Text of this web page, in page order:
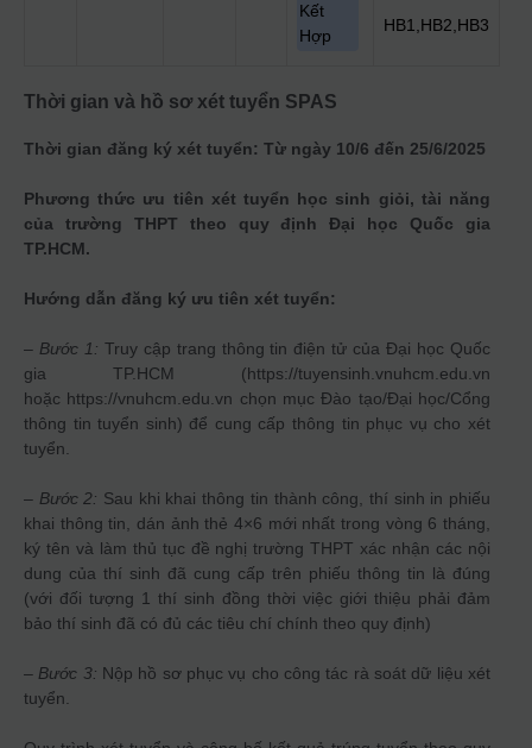
Kết
Hợp
HB1,HB2,HB3
Thời gian và hồ sơ xét tuyển SPAS
Thời gian đăng ký xét tuyển: Từ ngày 10/6 đến 25/6/2025
Phương thức ưu tiên xét tuyển học sinh giỏi, tài năng
của trường THPT theo quy định Đại học Quốc gia
TP.HCM.
Hướng dẫn đăng ký ưu tiên xét tuyển:
– Bước 1: Truy cập trang thông tin điện tử của Đại học Quốc
gia TP.HCM (https://tuyensinh.vnuhcm.edu.vn
hoặc https://vnuhcm.edu.vn chọn mục Đào tạo/Đại học/Cổng
thông tin tuyển sinh) để cung cấp thông tin phục vụ cho xét
tuyển.
– Bước 2: Sau khi khai thông tin thành công, thí sinh in phiếu
khai thông tin, dán ảnh thẻ 4×6 mới nhất trong vòng 6 tháng,
ký tên và làm thủ tục đề nghị trường THPT xác nhận các nội
dung của thí sinh đã cung cấp trên phiếu thông tin là đúng
(với đối tượng 1 thí sinh đồng thời việc giới thiệu phải đảm
bảo thí sinh đã có đủ các tiêu chí chính theo quy định)
– Bước 3: Nộp hồ sơ phục vụ cho công tác rà soát dữ liệu xét
tuyển.